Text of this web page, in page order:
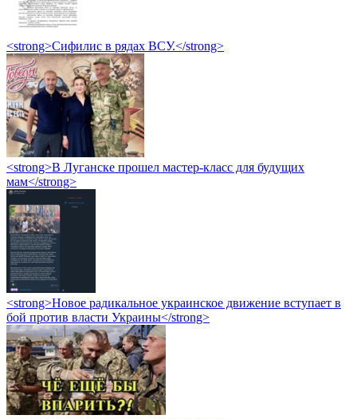
<strong>Сифилис в рядах ВСУ.</strong>
<strong>В Луганске прошел мастер-класс для будущих
мам</strong>
<strong>Новое радикальное украинское движение вступает в
бой против власти Украины</strong>